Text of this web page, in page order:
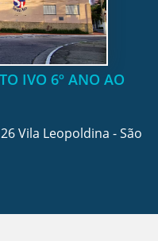
IVO 6º ANO AO
Vila Leopoldina - São